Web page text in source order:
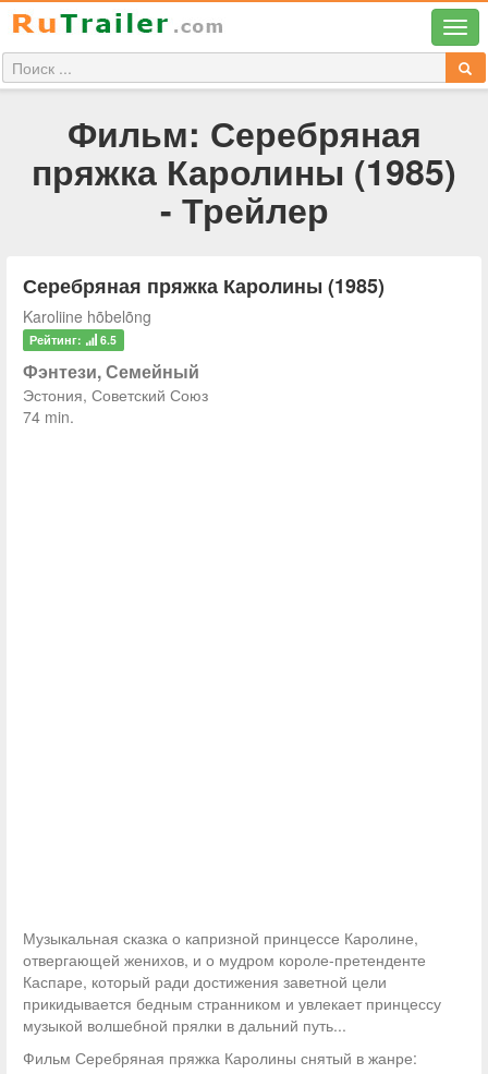
Фильм: Серебряная
пряжка Каролины (1985)
- Трейлер
Серебряная пряжка Каролины (1985)
Karoliine hõbelõng
Рейтинг: 6.5
Фэнтези, Семейный
Эстония, Советский Союз
74 min.
Музыкальная сказка о капризной принцессе Каролине,
отвергающей женихов, и о мудром короле-претенденте
Каспаре, который ради достижения заветной цели
прикидывается бедным странником и увлекает принцессу
музыкой волшебной прялки в дальний путь...
Фильм Серебряная пряжка Каролины снятый в жанре: